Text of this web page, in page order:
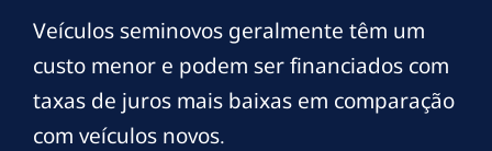
Veículos seminovos geralmente têm um
custo menor e podem ser financiados com
taxas de juros mais baixas em comparação
com veículos novos.